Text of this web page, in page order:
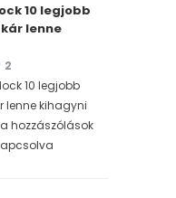
10 legjobb
lenne
2
10 legjobb
lenne kihagyni
a hozzászólások